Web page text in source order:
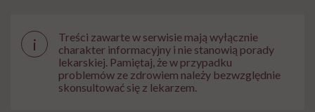
i
Treści zawarte w serwisie mają wyłącznie
charakter informacyjny i nie stanowią porady
lekarskiej. Pamiętaj, że w przypadku
problemów ze zdrowiem należy bezwzględnie
skonsultować się z lekarzem.